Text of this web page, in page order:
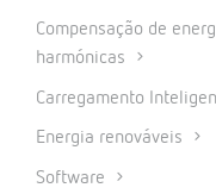
Compensação de
harmónicas
Carregamento
Energia renováveis
Software